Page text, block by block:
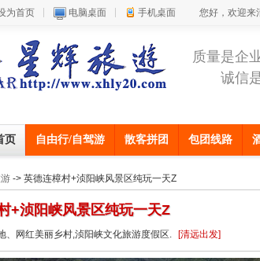
为首页 电脑桌面 手机桌面 您好，欢迎来
质量是企
诚信
页 自由行/自驾游 散客拼团 包团线路
-> 英德连樟村+浈阳峡风景区纯玩一天Z
+浈阳峡风景区纯玩一天Z
、网红美丽乡村,浈阳峡文化旅游度假区. [清远出发]